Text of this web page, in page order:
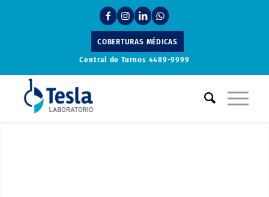
COBERTURAS MÉDICAS
Central de Turnos 4489-9999